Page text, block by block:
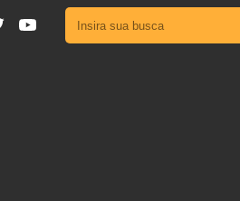
Ver todas as notícias